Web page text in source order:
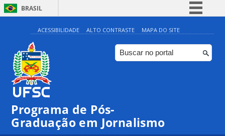
BRASIL
Simplifique!
Comunica BR
Participe
ACESSIBILIDADE ALTO CONTRASTE MAPA DO SITE
Programa de Pós-
Graduação em Jornalismo
00:00